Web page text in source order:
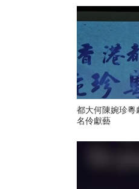
都大何陳婉珍粵
名伶獻藝